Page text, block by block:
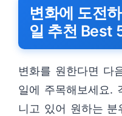
변화에 도전
일 추천 Best
변화를 원한다면 다
일에 주목해보세요.
니고 있어 원하는 분